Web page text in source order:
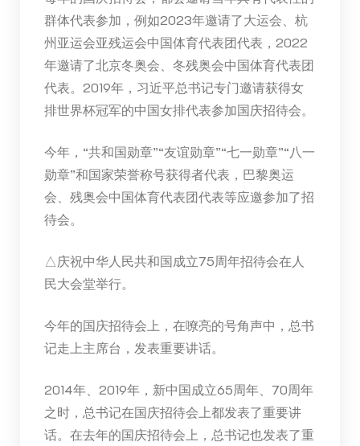
群体代表参加，例如2023年邀请了大运会、杭
州亚运会亚残运会中国体育代表团代表，2022
年邀请了北京冬奥会、冬残奥会中国体育代表团
代表。2019年，习近平总书记专门邀请获得女
排世界杯冠军的中国女排代表参加国庆招待会。
今年，“共和国勋章”“友谊勋章”“七一勋章”“八一
勋章”和国家荣誉称号获得者代表，巴黎奥运
会、残奥会中国体育代表团代表等应邀参加了招
待会。
△庆祝中华人民共和国成立75周年招待会在人
民大会堂举行。
今年的国庆招待会上，在嘹亮的号角声中，总书
记走上主席台，发表重要讲话。
2014年、2019年，新中国成立65周年、70周年
之时，总书记在国庆招待会上都发表了重要讲
话。在去年的国庆招待会上，总书记也发表了重